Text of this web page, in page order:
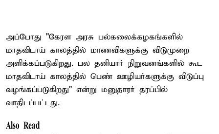
அப்போது "கேரள அரசு பல்கலைக்கழகங்களில்
மாதவிடாய் காலத்தில் மாணவிகளுக்கு விடுமுறை
அளிக்கப்படுகிறது. பல தனியார் நிறுவனங்களில் கூட
மாதவிடாய் காலத்தில் பெண் ஊழியர்களுக்கு விடுப்பு
வழங்கப்படுகிறது" என்று மனுதாரர் தரப்பில்
வாதிடப்பட்டது.
Also Read